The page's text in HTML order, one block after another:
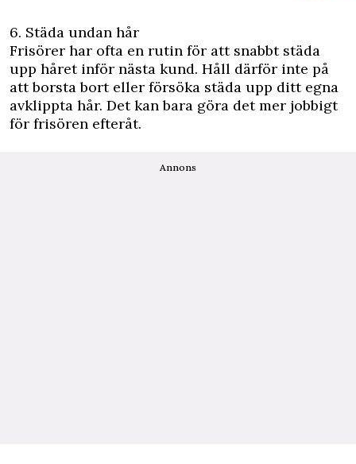
6. Städa undan hår
Frisörer har ofta en rutin för att snabbt städa
upp håret inför nästa kund. Håll därför inte på
att borsta bort eller försöka städa upp ditt egna
avklippta hår. Det kan bara göra det mer jobbigt
för frisören efteråt.
Annons